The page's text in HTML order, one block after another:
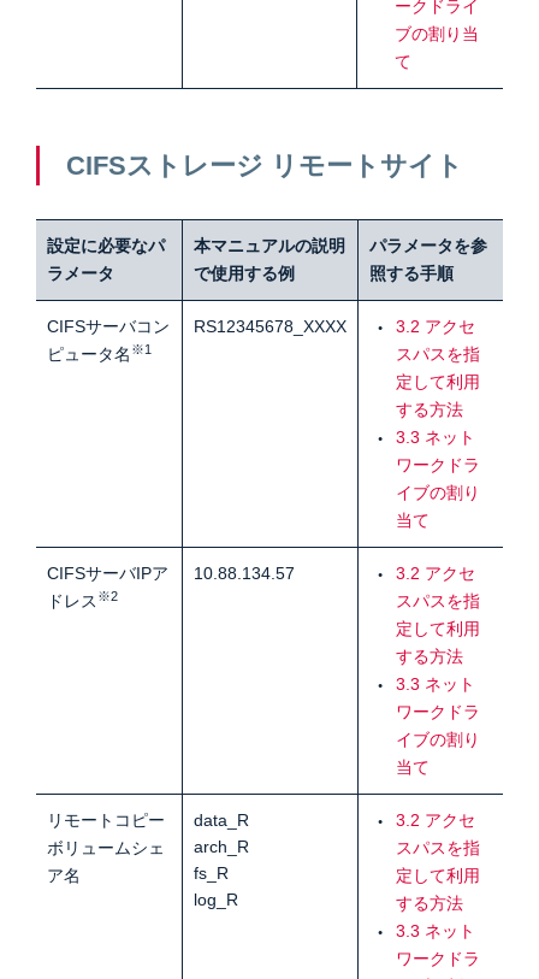
ークドライ
ブの割り当
て
CIFSストレージ リモートサイト
設定に必要なパ
ラメータ
本マニュアルの説明
で使用する例
パラメータを参
照する手順
CIFSサーバコン
ピュータ名 ※1
RS12345678_XXXX
3.2 アクセ
スパスを指
定して利用
する方法
3.3 ネット
ワークドラ
イブの割り
当て
CIFSサーバIPア
ドレス ※2
10.88.134.57
3.2 アクセ
スパスを指
定して利用
する方法
3.3 ネット
ワークドラ
イブの割り
当て
リモートコピー
ボリュームシェ
ア名
data_R
arch_R
fs_R
log_R
3.2 アクセ
スパスを指
定して利用
する方法
3.3 ネット
ワークドラ